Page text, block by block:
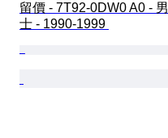
留價 - 7T92-0DW0 A0 - 男
士 - 1990-1999